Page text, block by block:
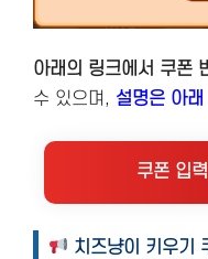
아래의 링크에서 쿠폰
수 있으며, 설명은 아
쿠폰 입
치즈냥이 키우기